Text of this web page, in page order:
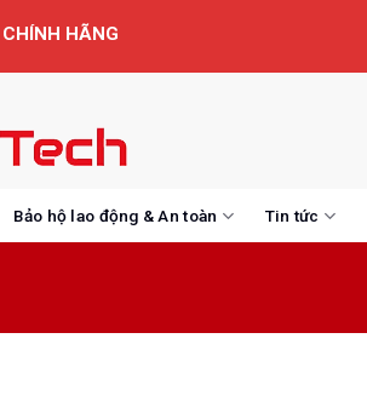
HÃNG
Bảo hộ lao động & An toàn Tin tức